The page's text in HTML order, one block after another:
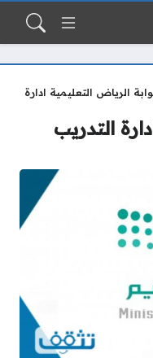
الرياض التعليمية ادارة
التدريب